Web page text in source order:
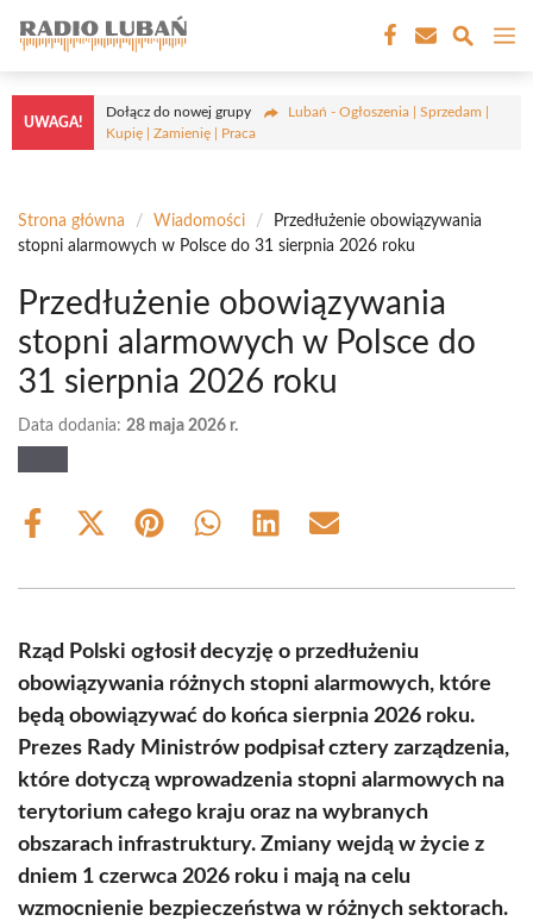
treści
UWAGA!
Dołącz do nowej grupy
Lubań - Ogłoszenia | Sprzedam |
Kupię | Zamienię | Praca
Strona główna / Wiadomości /
Przedłużenie obowiązywania
stopni alarmowych w Polsce do 31 sierpnia 2026 roku
Przedłużenie obowiązywania
stopni alarmowych w Polsce do
31 sierpnia 2026 roku
Data dodania: 28 maja 2026 r.
Share
Share
(Twitter)
Share Share Share Share
Rząd Polski ogłosił decyzję o przedłużeniu
obowiązywania różnych stopni alarmowych, które
będą obowiązywać do końca sierpnia 2026 roku.
Prezes Rady Ministrów podpisał cztery zarządzenia,
które dotyczą wprowadzenia stopni alarmowych na
terytorium całego kraju oraz na wybranych
obszarach infrastruktury. Zmiany wejdą w życie z
dniem 1 czerwca 2026 roku i mają na celu
wzmocnienie bezpieczeństwa w różnych sektorach.